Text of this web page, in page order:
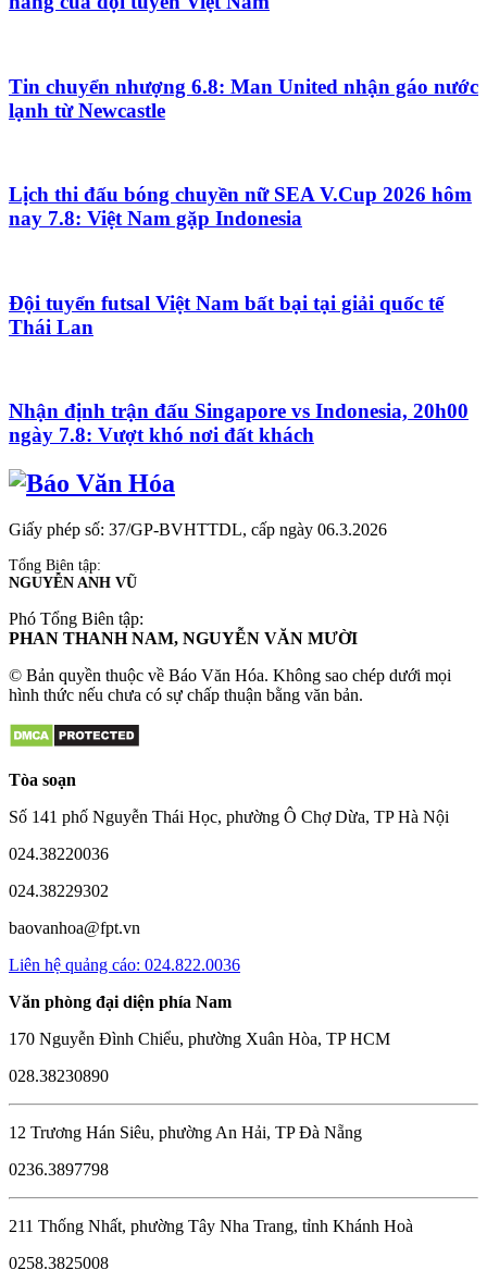
Tin chuyển nhượng 6.8: Man United nhận gáo nước
lạnh từ Newcastle
Lịch thi đấu bóng chuyền nữ SEA V.Cup 2026 hôm
nay 7.8: Việt Nam gặp Indonesia
Đội tuyển futsal Việt Nam bất bại tại giải quốc tế
Thái Lan
Nhận định trận đấu Singapore vs Indonesia, 20h00
ngày 7.8: Vượt khó nơi đất khách
Giấy phép số: 37/GP-BVHTTDL, cấp ngày 06.3.2026
Tổng Biên tập:
NGUYỄN ANH VŨ
Phó Tổng Biên tập:
PHAN THANH NAM, NGUYỄN VĂN MƯỜI
© Bản quyền thuộc về Báo Văn Hóa. Không sao chép dưới mọi
hình thức nếu chưa có sự chấp thuận bằng văn bản.
Tòa soạn
Số 141 phố Nguyễn Thái Học, phường Ô Chợ Dừa, TP Hà Nội
024.38220036
024.38229302
baovanhoa@fpt.vn
Liên hệ quảng cáo: 024.822.0036
Văn phòng đại diện phía Nam
170 Nguyễn Đình Chiểu, phường Xuân Hòa, TP HCM
028.38230890
12 Trương Hán Siêu, phường An Hải, TP Đà Nẵng
0236.3897798
211 Thống Nhất, phường Tây Nha Trang, tỉnh Khánh Hoà
0258.3825008